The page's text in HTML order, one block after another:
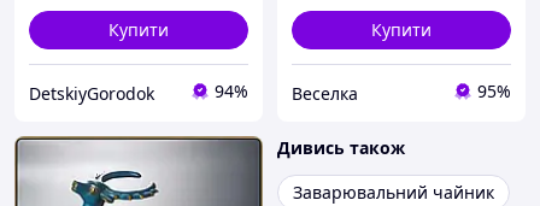
Купити
DetskiyGorodok 94%
Купити
Веселка 95%
Дивись також
Заварювальний чайник